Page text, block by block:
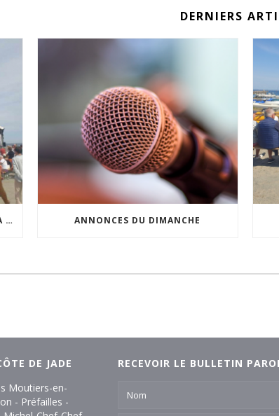
DERNIERS
MESSE À LA POINTE SAINT GILDAS À L’OCCASION DE LA FÊTE DE LA MER ANNONCES DU DIMANCHE
DE JADE
Moutiers-en-
- Préfailles -
RECEVOIR LE BULLETIN